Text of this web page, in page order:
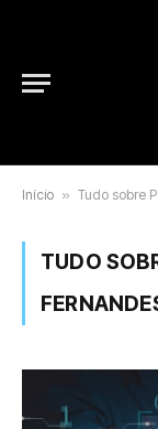
Início » Tudo sobre
TUDO